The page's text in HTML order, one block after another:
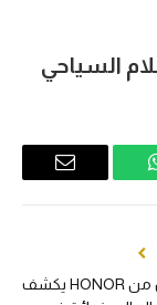
السياحي
Email
روبوت فون من HONOR يكشف